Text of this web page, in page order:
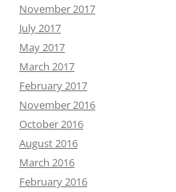
November 2017
July 2017
May 2017
March 2017
February 2017
November 2016
October 2016
August 2016
March 2016
February 2016